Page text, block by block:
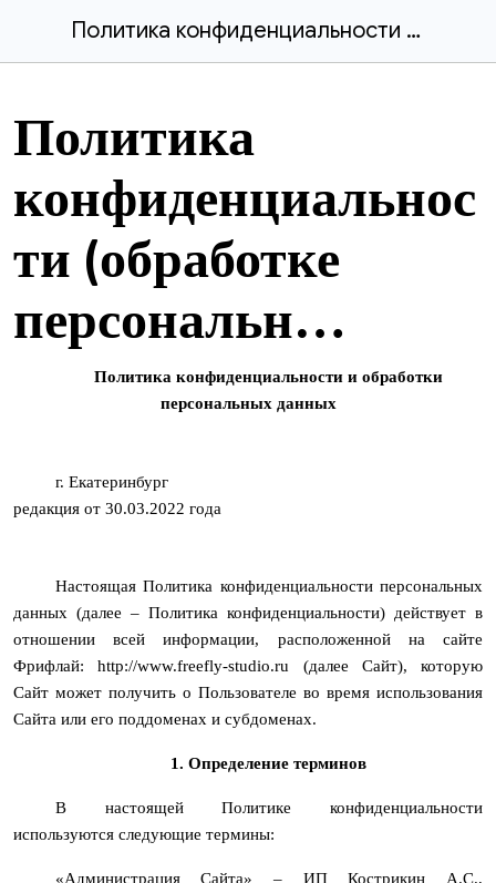
Политика конфиденциальности (обработке персональных данных)
Политика
конфиденциальнос
ти (обработке
персональн…
Политика конфиденциальности и обработки
персональных данных
г. Екатеринбург
редакция от 30.03.2022 года
Настоящая Политика конфиденциальности персональных
данных (далее – Политика конфиденциальности) действует в
отношении всей информации, расположенной на сайте
Фрифлай: http://www.freefly-studio.ru (далее Сайт), которую
Сайт может получить о Пользователе во время использования
Сайта или его поддоменах и субдоменах.
1. Определение терминов
В настоящей Политике конфиденциальности
используются следующие термины:
«Администрация Сайта» – ИП Кострикин А.С.,